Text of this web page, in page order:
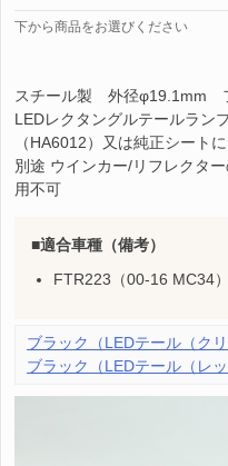
下から商品をお選びください
スチール製 外径φ19.1mm
LEDレクタングルテールラン
（HA6012）又は純正シート
別途 ウインカー/リフレクタ
用不可
適合車種（備考）
FTR223（00-16 MC34）
ブラック（LEDテール（クリ
ブラック（LEDテール（レッ